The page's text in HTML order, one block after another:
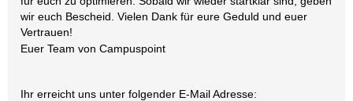
wir euch Bescheid. Vielen Dank für eure Geduld und euer
Vertrauen!
Euer Team von Campuspoint
Ihr erreicht uns unter folgender E-Mail Adresse: